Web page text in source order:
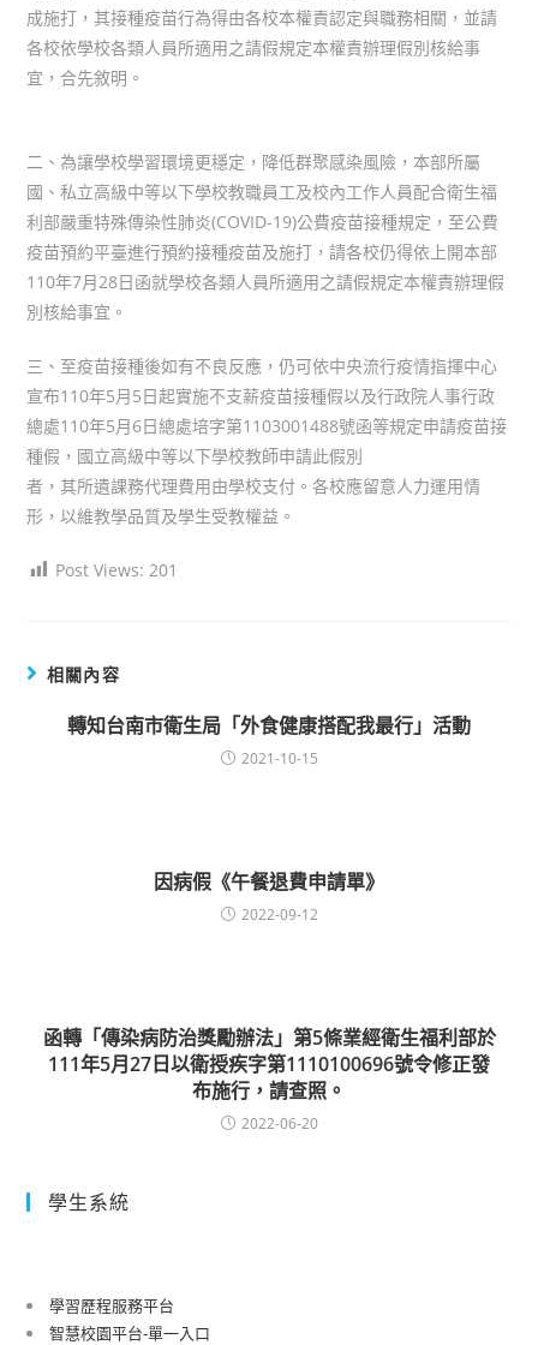
成施打，其接種疫苗行為得由各校本權責認定與職務相關，並請
各校依學校各類人員所適用之請假規定本權責辦理假別核給事
宜，合先敘明。
二、為讓學校學習環境更穩定，降低群聚感染風險，本部所屬
國、私立高級中等以下學校教職員工及校內工作人員配合衛生福
利部嚴重特殊傳染性肺炎(COVID-19)公費疫苗接種規定，至公費
疫苗預約平臺進行預約接種疫苗及施打，請各校仍得依上開本部
110年7月28日函就學校各類人員所適用之請假規定本權責辦理假
別核給事宜。
三、至疫苗接種後如有不良反應，仍可依中央流行疫情指揮中心
宣布110年5月5日起實施不支薪疫苗接種假以及行政院人事行政
總處110年5月6日總處培字第1103001488號函等規定申請疫苗接
種假，國立高級中等以下學校教師申請此假別
者，其所遺課務代理費用由學校支付。各校應留意人力運用情
形，以維教學品質及學生受教權益。
Post Views: 201
相關內容
轉知台南市衛生局「外食健康搭配我最行」活動
2021-10-15
因病假《午餐退費申請單》
2022-09-12
函轉「傳染病防治獎勵辦法」第5條業經衛生福利部於
111年5月27日以衛授疾字第1110100696號令修正發
布施行，請查照。
2022-06-20
學生系統
學習歷程服務平台
智慧校園平台-單一入口